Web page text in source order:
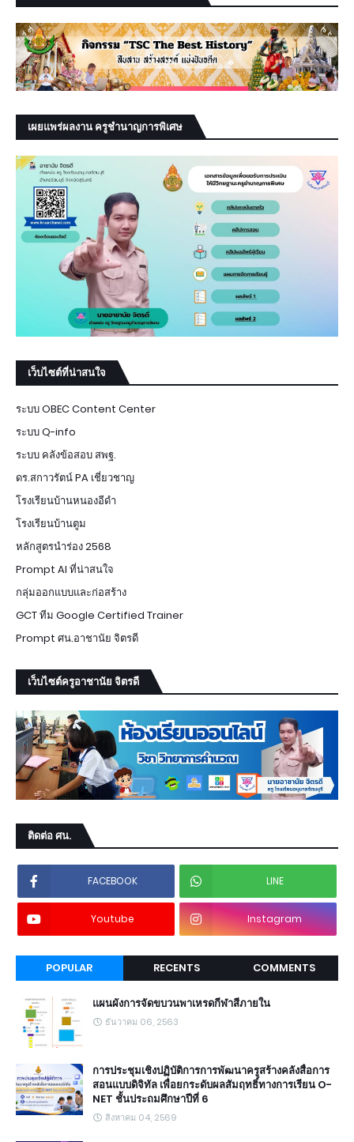
เผยแพร่ผลงาน ครูชำนาญการพิเศษ
เว็บไซต์ที่น่าสนใจ
ระบบ OBEC Content Center
ระบบ Q-info
ระบบ คลังข้อสอบ สพฐ.
ดร.สกาวรัตน์ PA เชี่ยวชาญ
โรงเรียนบ้านหนองอีดำ
โรงเรียนบ้านตูม
หลักสูตรนำร่อง 2568
Prompt AI ที่น่าสนใจ
กลุ่มออกแบบและก่อสร้าง
GCT ทีม Google Certified Trainer
Prompt ศน.อาชานัย จิตรดี
เว็บไซต์ครูอาชานัย จิตรดี
ติดต่อ ศน.
FACEBOOK LINE
Youtube Instagram
POPULAR RECENTS COMMENTS
แผนผังการจัดขบวนพาเหรดกีฬาสีภายใน
ธันวาคม 06, 2563
การประชุมเชิงปฏิบัติการการพัฒนาครูสร้างคลังสื่อการ
สอนแบบดิจิทัล เพื่อยกระดับผลสัมฤทธิ์ทางการเรียน O-
NET ชั้นประถมศึกษาปีที่ 6
สิงหาคม 04, 2569